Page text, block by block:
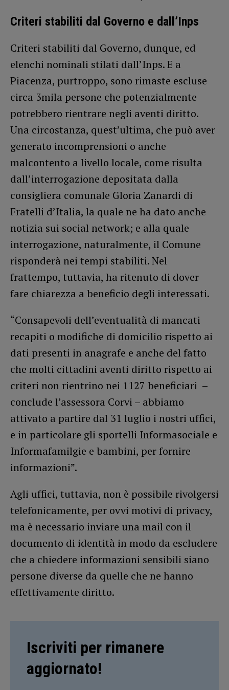
Criteri stabiliti dal Governo e dall’Inps
Criteri stabiliti dal Governo, dunque, ed
elenchi nominali stilati dall’Inps. E a
Piacenza, purtroppo, sono rimaste escluse
circa 3mila persone che potenzialmente
potrebbero rientrare negli aventi diritto.
Una circostanza, quest’ultima, che può aver
generato incomprensioni o anche
malcontento a livello locale, come risulta
dall’interrogazione depositata dalla
consigliera comunale Gloria Zanardi di
Fratelli d’Italia, la quale ne ha dato anche
notizia sui social network; e alla quale
interrogazione, naturalmente, il Comune
risponderà nei tempi stabiliti. Nel
frattempo, tuttavia, ha ritenuto di dover
fare chiarezza a beneficio degli interessati.
“Consapevoli dell’eventualità di mancati
recapiti o modifiche di domicilio rispetto ai
dati presenti in anagrafe e anche del fatto
che molti cittadini aventi diritto rispetto ai
criteri non rientrino nei 1127 beneficiari –
conclude l’assessora Corvi – abbiamo
attivato a partire dal 31 luglio i nostri uffici,
e in particolare gli sportelli Informasociale e
Informafamilgie e bambini, per fornire
informazioni”.
Agli uffici, tuttavia, non è possibile rivolgersi
telefonicamente, per ovvi motivi di privacy,
ma è necessario inviare una mail con il
documento di identità in modo da escludere
che a chiedere informazioni sensibili siano
persone diverse da quelle che ne hanno
effettivamente diritto.
Iscriviti per rimanere
aggiornato!